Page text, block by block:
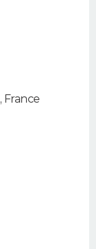
, France